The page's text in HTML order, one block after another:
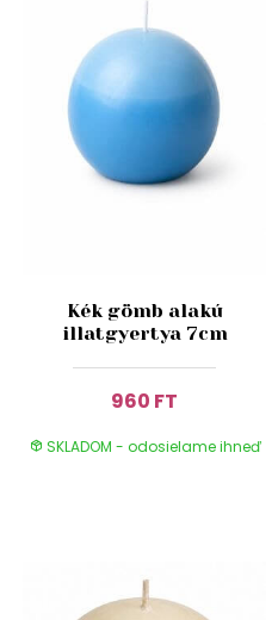
Kék gömb alakú
illatgyertya 7cm
960 FT
SKLADOM - odosielame ihneď